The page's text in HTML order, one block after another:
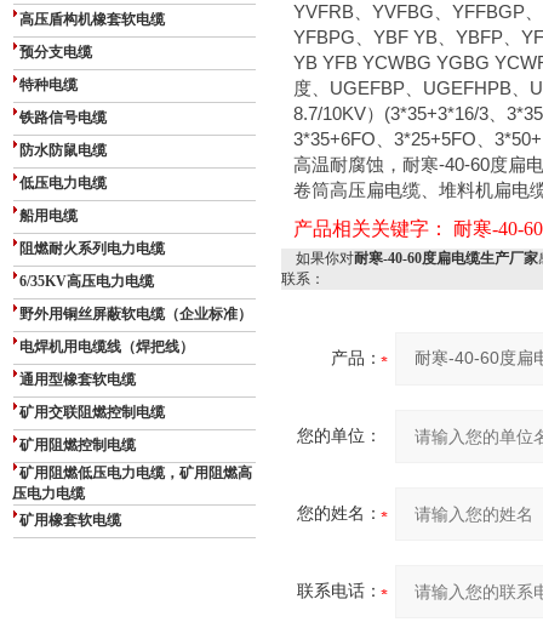
高压盾构机橡套软电缆
预分支电缆
特种电缆
铁路信号电缆
防水防鼠电缆
低压电力电缆
船用电缆
阻燃耐火系列电力电缆
6/35KV高压电力电缆
野外用铜丝屏蔽软电缆（企业标准）
电焊机用电缆线（焊把线）
通用型橡套软电缆
矿用交联阻燃控制电缆
矿用阻燃控制电缆
矿用阻燃低压电力电缆，矿用阻燃高
压电力电缆
矿用橡套软电缆
YVFRB、YVFBG、YFFBGP
YFBPG、YBF YB、YBFP、
YB YFB YCWBG YGBG
度、UGEFBP、UGEFHPB、
8.7/10KV）(3*35+3*16/3、
3*35+6FO、3*25+5FO、
高温耐腐蚀，耐寒-40-60度扁
卷筒高压扁电缆、堆料机扁电
产品相关关键字： 耐寒-40-
如果你对耐寒-40-60度扁电缆生产厂家
联系：
产品：
您的单位：
您的姓名：
联系电话：